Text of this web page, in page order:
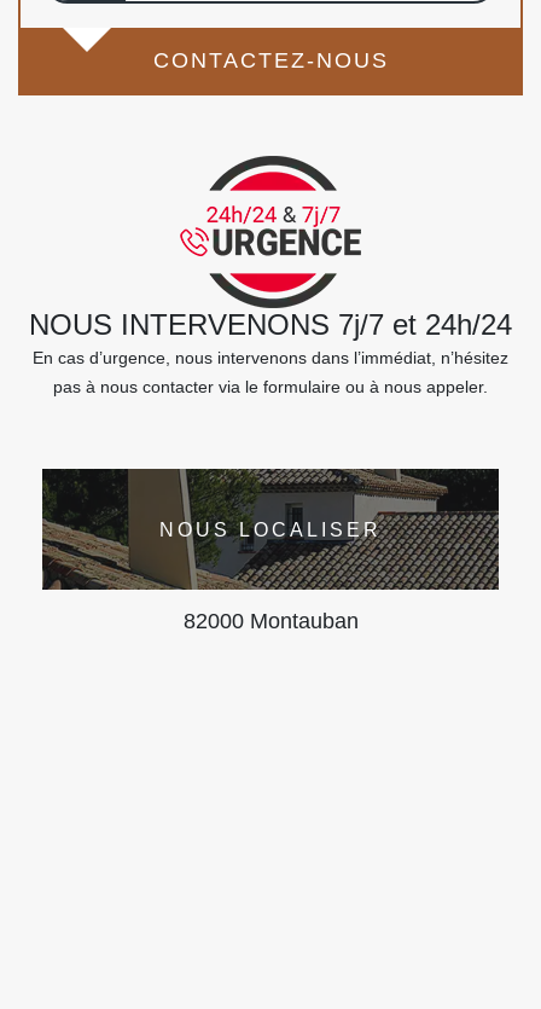
CONTACTEZ-NOUS
NOUS INTERVENONS 7j/7 et 24h/24
En cas d’urgence, nous intervenons dans l’immédiat, n’hésitez
pas à nous contacter via le formulaire ou à nous appeler.
NOUS LOCALISER
82000 Montauban